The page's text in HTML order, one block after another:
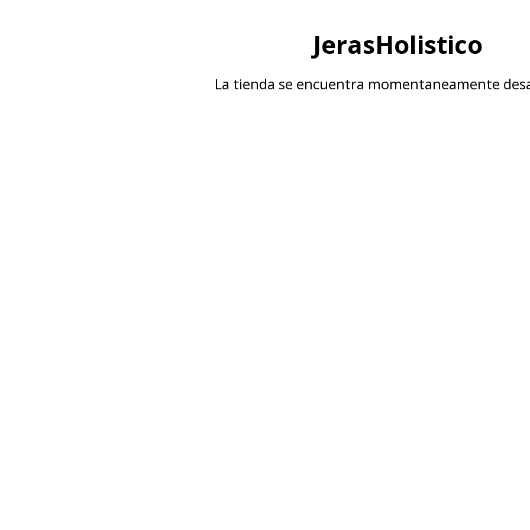
JerasHolistico
La tienda se encuentra momentaneamente